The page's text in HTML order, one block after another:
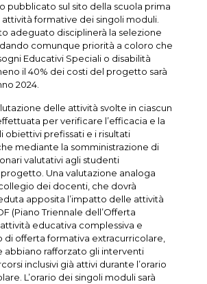
pubblicato sul sito della scuola prima
attività formative dei singoli moduli.
adeguato disciplinerà la selezione
comunque priorità a coloro che
Educativi Speciali o disabilità
il 40% dei costi del progetto sarà
2024.
delle attività svolte in ciascun
per verificare l’efficacia e la
obiettivi prefissati e i risultati
mediante la somministrazione di
valutativi agli studenti
Una valutazione analoga
dei docenti, che dovrà
apposita l’impatto delle attività
(Piano Triennale dell’Offerta
educativa complessiva e
di offerta formativa extracurricolare,
abbiano rafforzato gli interventi
inclusivi già attivi durante l’orario
L’orario dei singoli moduli sarà